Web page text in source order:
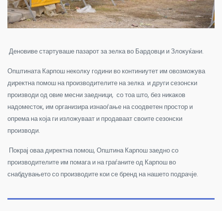
Деновиве стартуваше пазарот за зелка во Бардовци и Злокуќани.
Општината Карпош неколку години во континиутет им овозможува
директна помош на производителите на зелка и други сезонски
производи од овие месни заедници, со тоа што, без никаков
надоместок, им организира изнаоѓање на соодветен простор и
опрема на која ги изложуваат и продаваат своите сезонски
производи.
Покрај оваа директна помош, Општина Карпош заедно со
производителите им помага и на граѓаните од Карпош во
снабдувањето со производите кои се бренд на нашето подрачје.